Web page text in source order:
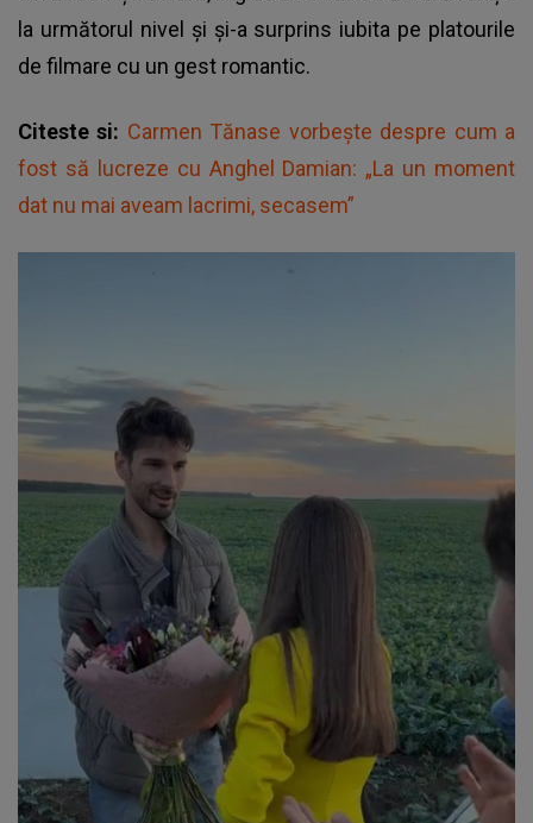
la următorul nivel și și-a surprins iubita pe platourile
de filmare cu un gest romantic.
Citeste si: Carmen Tănase vorbește despre cum a
fost să lucreze cu Anghel Damian: „La un moment
dat nu mai aveam lacrimi, secasem”